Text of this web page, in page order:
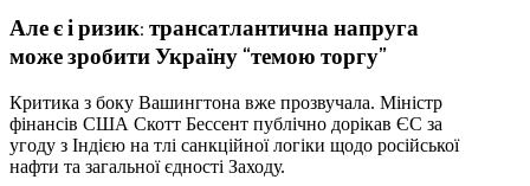
Але є і ризик: трансатлантична напруга
може зробити Україну “темою торгу”
Критика з боку Вашингтона вже прозвучала. Міністр
фінансів США Скотт Бессент публічно дорікав ЄС за
угоду з Індією на тлі санкційної логіки щодо російської
нафти та загальної єдності Заходу.